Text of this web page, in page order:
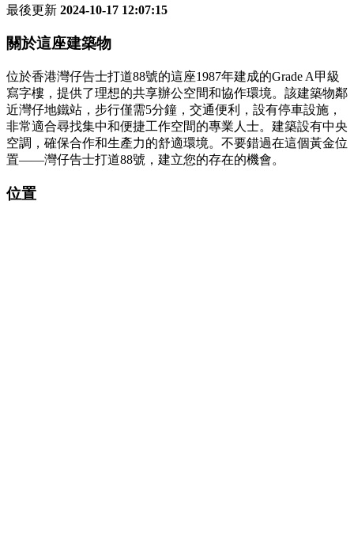
最後更新 2024-10-17 12:07:15
關於這座建築物
位於香港灣仔告士打道88號的這座1987年建成的Grade A甲級
寫字樓，提供了理想的共享辦公空間和協作環境。該建築物鄰
近灣仔地鐵站，步行僅需5分鐘，交通便利，設有停車設施，
非常適合尋找集中和便捷工作空間的專業人士。建築設有中央
空調，確保合作和生產力的舒適環境。不要錯過在這個黃金位
置——灣仔告士打道88號，建立您的存在的機會。
位置